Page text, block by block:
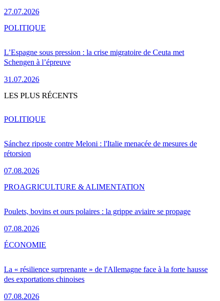
27.07.2026
L’Espagne sous pression : la crise migratoire de Ceuta met
Schengen à l’épreuve
31.07.2026
POLITIQUE
LES PLUS RÉCENTS
Sánchez riposte contre Meloni : l'Italie menacée de mesures de
rétorsion
07.08.2026
POLITIQUE
Poulets, bovins et ours polaires : la grippe aviaire se propage
07.08.2026
PROAGRICULTURE & ALIMENTATION
La « résilience surprenante » de l'Allemagne face à la forte hausse
des exportations chinoises
07.08.2026
ÉCONOMIE